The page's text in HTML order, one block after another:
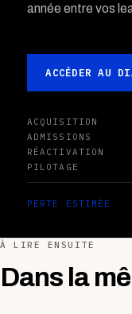
année entre vos
ACCÉDER AU
ACQUISITION
ADMISSIONS
RÉACTIVATION
PILOTAGE
PERTE ESTIMÉE
À LIRE ENSUITE
Dans la